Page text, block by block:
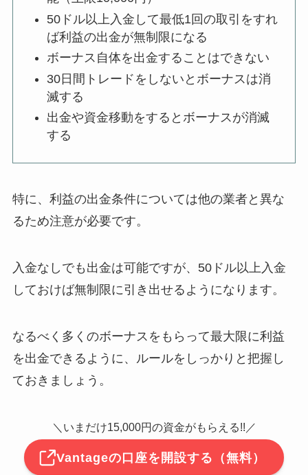
50ドル以上入金して最低1回の取引をすれ
ば利益の出金が無制限になる
ボーナス自体を出金することはできない
30日間トレードをしないとボーナスは消
滅する
出金や資金移動をするとボーナスが消滅
する
特に、利益の出金条件については他の業者と異な
るため注意が必要です。
入金なしでも出金は可能ですが、50ドル以上入金
しておけば無制限に引き出せるようになります。
なるべく多くのボーナスをもらって最大限に利益
を出金できるように、ルールをしっかりと把握し
ておきましょう。
＼いまだけ15,000円の資金がもらえる!!／
Vantageの口座を開設する（無料）